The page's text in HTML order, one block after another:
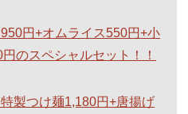
円+オムライス550円+小
のスペシャルセット！！
製つけ麺1,180円+唐揚げ